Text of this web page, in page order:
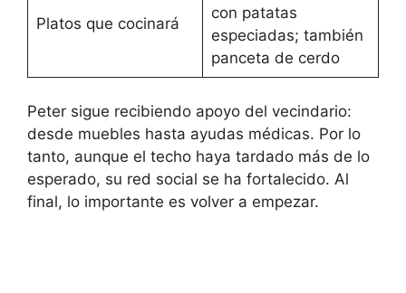
Platos que cocinará
con patatas
especiadas; también
panceta de cerdo
Peter sigue recibiendo apoyo del vecindario:
desde muebles hasta ayudas médicas. Por lo
tanto, aunque el techo haya tardado más de lo
esperado, su red social se ha fortalecido. Al
final, lo importante es volver a empezar.